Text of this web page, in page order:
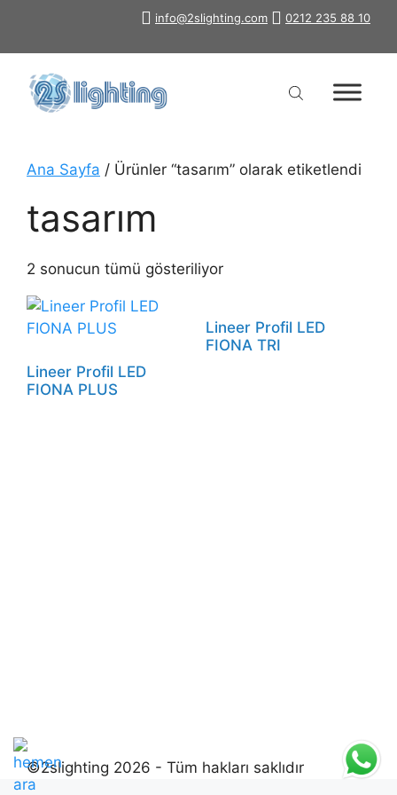
info@2slighting.com 0212 235 88 10
Ana Sayfa / Ürünler “tasarım” olarak etiketlendi
tasarım
2 sonucun tümü gösteriliyor
Lineer Profil LED
FIONA PLUS
Lineer Profil LED
FIONA TRI
©2slighting 2026 - Tüm hakları saklıdır